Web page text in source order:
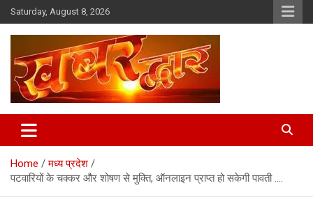
Skip
to
content
Saturday, August 8, 2026
Khabar Dwar
Home
मध्य प्रदेश
पटवारियों के चक्कर और शोषण से मुक्ति, ऑनलाइन प्राप्त हो सकेगी पावती ….